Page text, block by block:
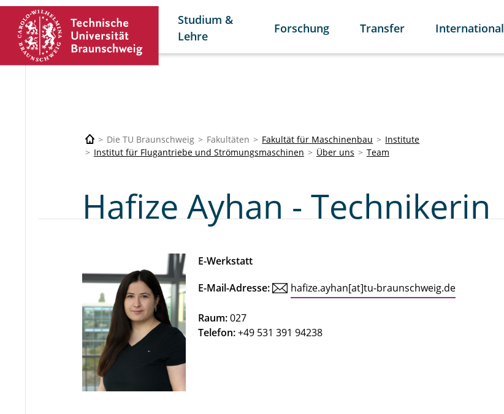
Studium &
Lehre
Forschung Transfer International
Die TU Braunschweig Fakultäten Fakultät für Maschinenbau
Institute
Institut für Flugantriebe und Strömungsmaschinen
Über uns Team
Hafize Ayhan - Technikerin
E-Werkstatt
E-Mail-Adresse:
hafize.ayhan[at]tu-braunschweig.de
Raum:027
Telefon:+49 531 391 94238